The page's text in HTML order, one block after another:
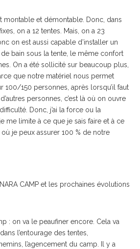
montable et démontable. Donc, dans
on a 12 tentes. Mais, on a 23
on est aussi capable d’installer un
bain sous la tente, le même confort
On a été sollicité sur beaucoup plus,
que notre matériel nous permet
100/150 personnes, après lorsqu’il faut
personnes, c’est là où on ouvre
Donc, j’ai la force ou la
me limite à ce que je sais faire et à ce
je peux assurer 100 % de notre
CAMP et les prochaines évolutions
: on va le peaufiner encore. Cela va
l’entourage des tentes,
l’agencement du camp. Il y a